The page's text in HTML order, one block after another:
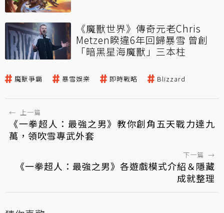
《魔獸世界》傳奇元老Chris
Metzen睽違6年回歸暴雪 曾創
「暗黑星海魔獸」三本柱
魔獸爭霸 暴雪娛樂 即時戰略 Blizzard
← 上一篇
《一拳超人：最強之男》教你創角五天戰力達九
萬，領吹雪專武外套
下一篇 →
《一拳超人：最強之男》各遊戲模式介紹＆隱藏
成就整理